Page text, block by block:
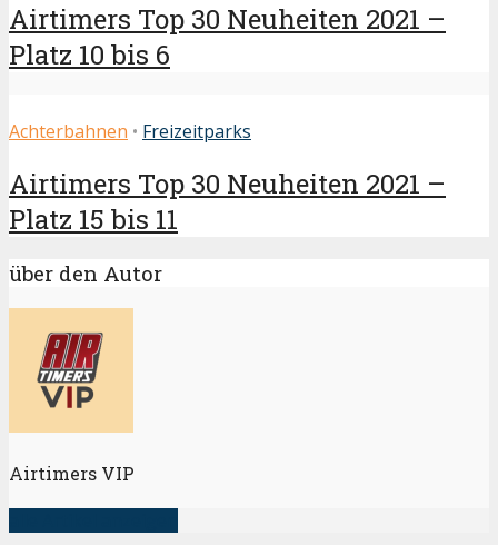
Airtimers Top 30 Neuheiten 2021 –
Platz 10 bis 6
Achterbahnen • Freizeitparks
Airtimers Top 30 Neuheiten 2021 –
Platz 15 bis 11
über den Autor
Airtimers VIP